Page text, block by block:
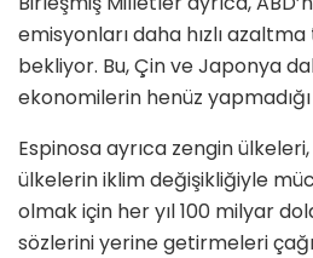
emisyonları daha hızlı
bekliyor. Bu, Çin ve Japonya
ekonomilerin henüz
Espinosa ayrıca zengin
ülkelerin iklim değişikliğiyle
olmak için her yıl 100 milyar
sözlerini yerine getirmeleri